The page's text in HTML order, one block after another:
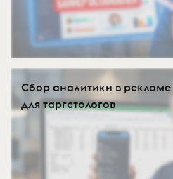
Сбор аналитики в
для таргетологов